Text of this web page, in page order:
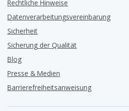
Rechtliche Hinweise
Datenverarbeitungsvereinbarung
Sicherheit
Sicherung der Qualität
Blog
Presse & Medien
Barrierefreiheitsanweisung